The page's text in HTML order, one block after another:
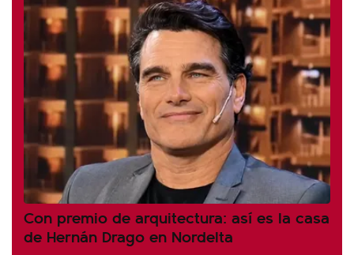
Con premio de arquitectura: así es la casa
de Hernán Drago en Nordelta